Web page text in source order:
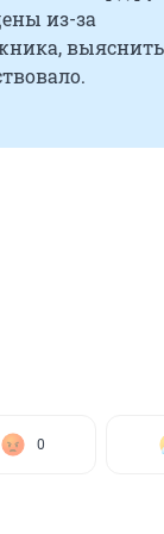
из-за
выяснить
0